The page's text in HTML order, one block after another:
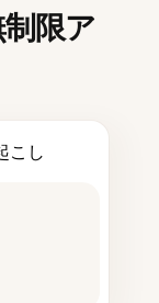
限ア
こし